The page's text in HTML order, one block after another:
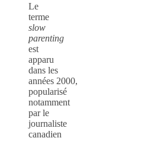
Le
terme
slow
parenting
est
apparu
dans les
années 2000,
popularisé
notamment
par le
journaliste
canadien